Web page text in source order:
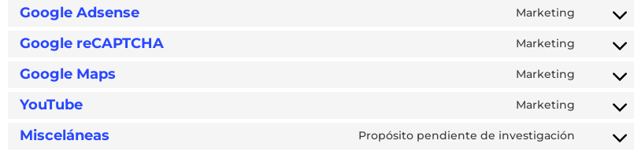
Google Adsense Marketing
Google reCAPTCHA Marketing
Google Maps Marketing
YouTube Marketing
Misceláneas Propósito pendiente de investigación